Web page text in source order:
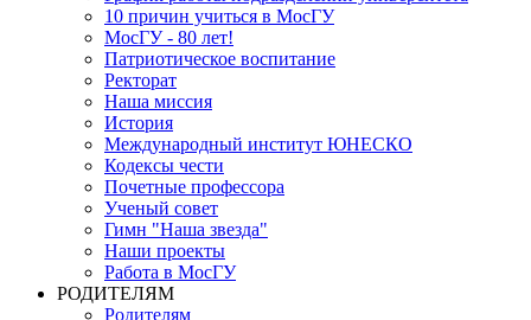
10 причин учиться в МосГУ
МосГУ - 80 лет!
Патриотическое воспитание
Ректорат
Наша миссия
История
Международный институт ЮНЕСКО
Кодексы чести
Почетные профессора
Ученый совет
Гимн "Наша звезда"
Наши проекты
Работа в МосГУ
РОДИТЕЛЯМ
Родителям